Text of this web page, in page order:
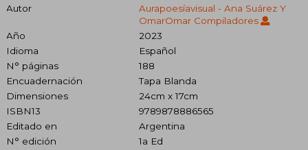
Autor
Aurapoesíavisual - Ana Suárez Y
OmarOmar Compiladores
Año
2023
Idioma
Español
N° páginas
188
Encuadernación
Tapa Blanda
Dimensiones
24cm x 17cm
ISBN13
9789878886565
Editado en
Argentina
N° edición
1a Ed